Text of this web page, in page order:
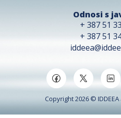
Odnosi s
+ 387 51
+ 387 51
Copyright 2026 ©